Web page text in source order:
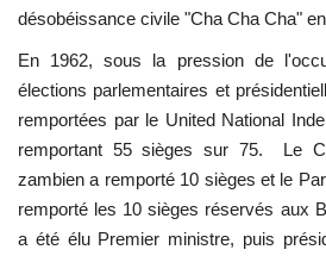
désobéissance civile "Cha Cha Cha"
En 1962, sous la pression de
élections parlementaires et
remportées par le United National
remportant 55 sièges sur 75. Le
zambien a remporté 10 sièges et le
remporté les 10 sièges réservés aux
a été élu Premier ministre, puis